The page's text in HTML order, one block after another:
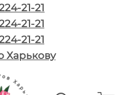
21-21
21-21
21-21
Харькову